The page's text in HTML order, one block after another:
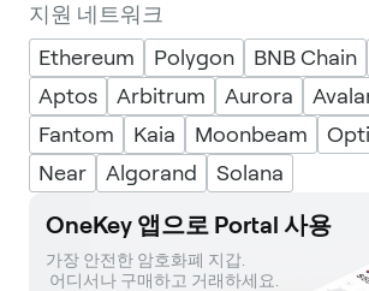
지원 네트워크
Ethereum
Polygon BNB Chain
Aptos
Arbitrum Aurora
Fantom
Kaia Moonbeam
Near
Algorand Solana
OneKey 앱으로 Portal 사용
가장 안전한 암호화폐 지갑.
어디서나 구매하고 거래하세요.